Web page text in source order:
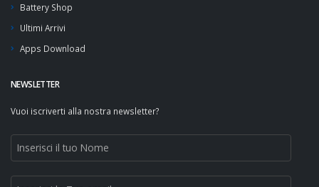
Battery Shop
Ultimi Arrivi
Apps Download
NEWSLETTER
Vuoi iscriverti alla nostra newsletter?